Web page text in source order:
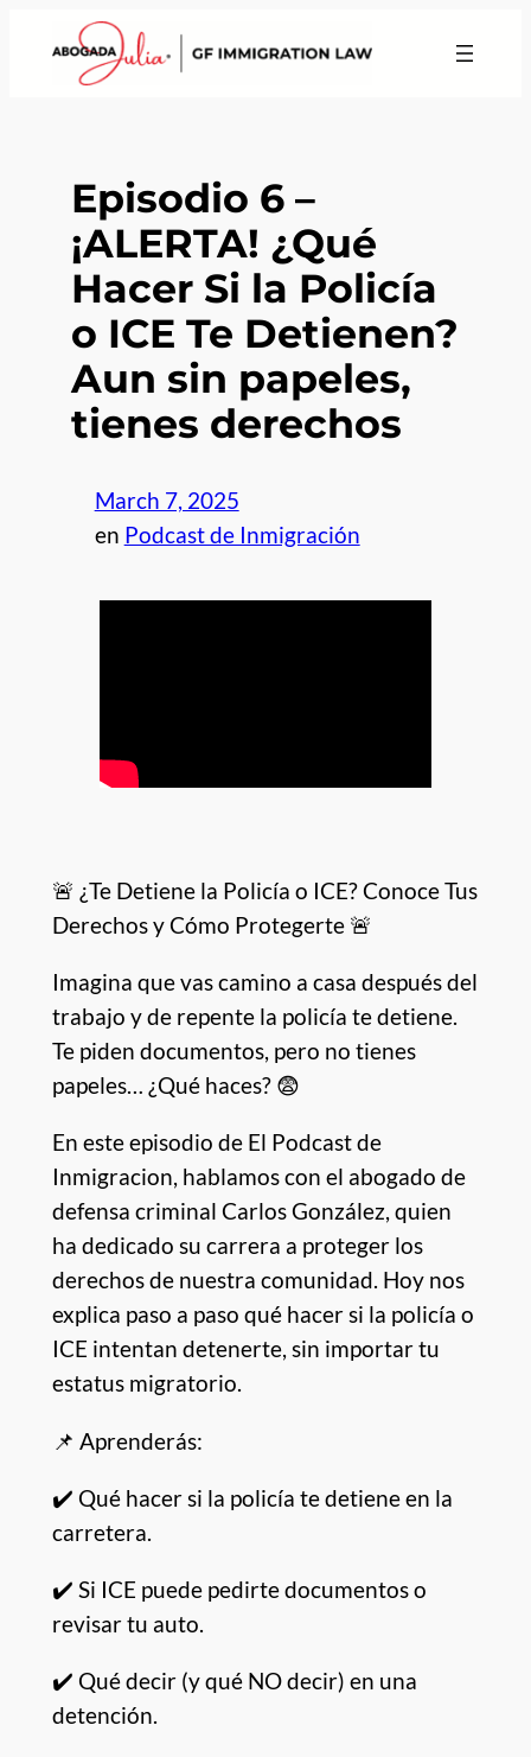
Episodio 6 –
¡ALERTA! ¿Qué
Hacer Si la Policía
o ICE Te Detienen?
Aun sin papeles,
tienes derechos
March 7, 2025
en Podcast de Inmigración
🚨 ¿Te Detiene la Policía o ICE? Conoce Tus
Derechos y Cómo Protegerte 🚨
Imagina que vas camino a casa después del
trabajo y de repente la policía te detiene.
Te piden documentos, pero no tienes
papeles… ¿Qué haces? 😨
En este episodio de El Podcast de
Inmigracion, hablamos con el abogado de
defensa criminal Carlos González, quien
ha dedicado su carrera a proteger los
derechos de nuestra comunidad. Hoy nos
explica paso a paso qué hacer si la policía o
ICE intentan detenerte, sin importar tu
estatus migratorio.
📌 Aprenderás:
✔️ Qué hacer si la policía te detiene en la
carretera.
✔️ Si ICE puede pedirte documentos o
revisar tu auto.
✔️ Qué decir (y qué NO decir) en una
detención.